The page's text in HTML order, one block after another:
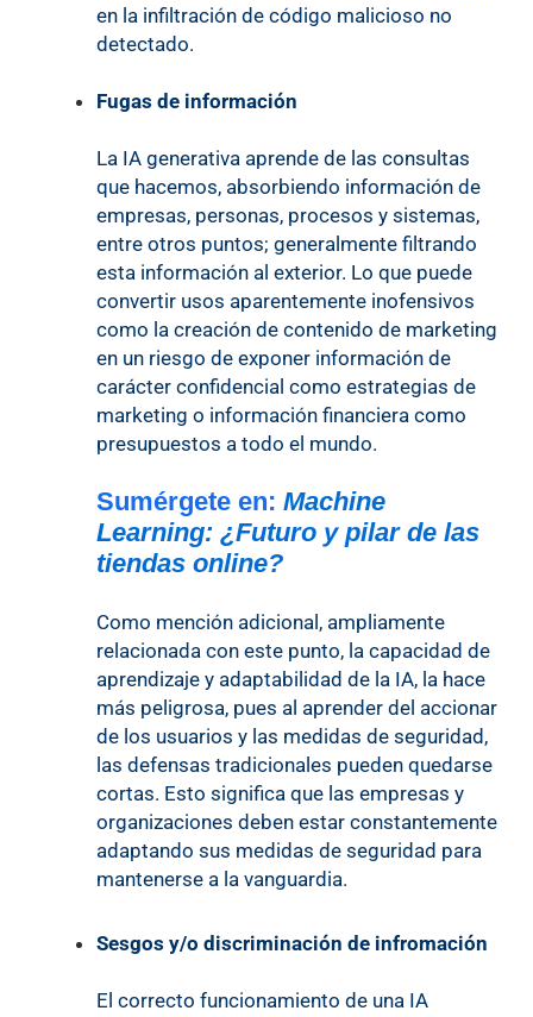
en la infiltración de código malicioso no
detectado.
Fugas de información
La IA generativa aprende de las consultas
que hacemos, absorbiendo información de
empresas, personas, procesos y sistemas,
entre otros puntos; generalmente filtrando
esta información al exterior. Lo que puede
convertir usos aparentemente inofensivos
como la creación de contenido de marketing
en un riesgo de exponer información de
carácter confidencial como estrategias de
marketing o información financiera como
presupuestos a todo el mundo.
Sumérgete en: Machine
Learning: ¿Futuro y pilar de las
tiendas online?
Como mención adicional, ampliamente
relacionada con este punto, la capacidad de
aprendizaje y adaptabilidad de la IA, la hace
más peligrosa, pues al aprender del accionar
de los usuarios y las medidas de seguridad,
las defensas tradicionales pueden quedarse
cortas. Esto significa que las empresas y
organizaciones deben estar constantemente
adaptando sus medidas de seguridad para
mantenerse a la vanguardia.
Sesgos y/o discriminación de infromación
El correcto funcionamiento de una IA